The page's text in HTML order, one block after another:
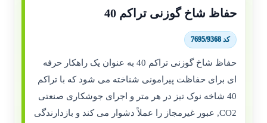
حفاظ شاخ گوزنی تراکم 40
کد 7695/9368
حفاظ شاخ گوزنی تراکم 40 به عنوان یک راهکار حرفه
ای برای حفاظت پیرامونی شناخته می شود که با تراکم
40 شاخه نوک تیز در هر متر و اجرای جوشکاری صنعتی
CO2, عبور غیرمجاز را عملاً دشوار می کند و بازدارندگی